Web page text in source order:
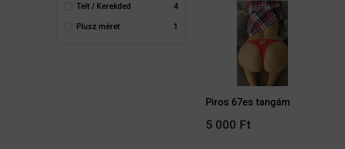
Telt / Kerekded 4
Plusz méret 1
Piros 67es tangám
5 000 Ft